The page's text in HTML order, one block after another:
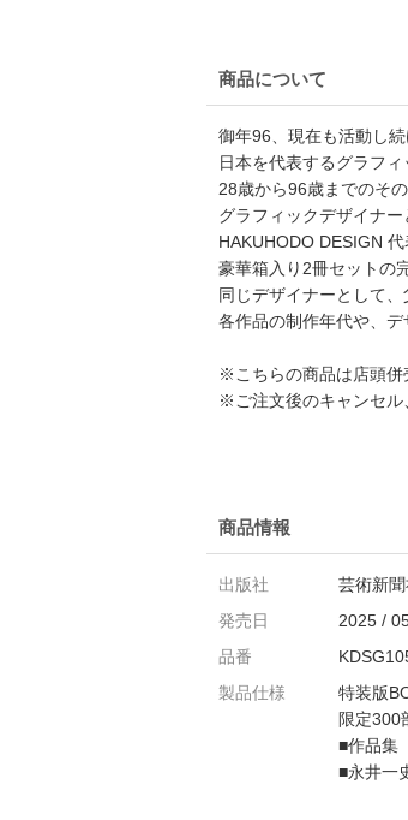
商品について
御年96、現在も活動し続
日本を代表するグラフィ
28歳から96歳までのそ
グラフィックデザイナ
HAKUHODO DESIGN
豪華箱入り2冊セットの
同じデザイナーとして、
各作品の制作年代や、デ
※こちらの商品は店頭併
※ご注文後のキャンセル
商品情報
出版社
芸術新聞
発売日
2025 /
品番
製品仕様
特装版
限定300
■作品集
■永井一